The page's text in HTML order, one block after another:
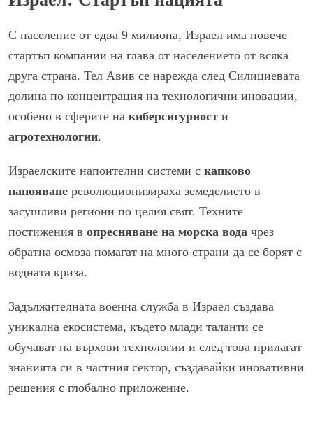
С население от едва 9 милиона, Израел има повече
стартъп компании на глава от населението от всяка
друга страна. Тел Авив се нарежда след Силициевата
долина по концентрация на технологични иновации,
особено в сферите на киберсигурност и
агротехнологии.
Израелските напоителни системи с капково
напояване революционизираха земеделието в
засушливи региони по целия свят. Техните
постижения в опресняване на морска вода чрез
обратна осмоза помагат на много страни да се борят с
водната криза.
Задължителната военна служба в Израел създава
уникална екосистема, където млади таланти се
обучават на върхови технологии и след това прилагат
знанията си в частния сектор, създавайки иновативни
решения с глобално приложение.